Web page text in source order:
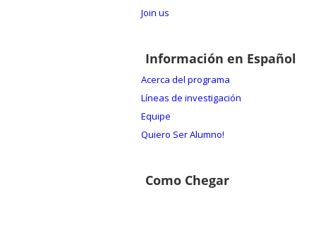
Join us
Información en Español
Acerca del programa
Líneas de investigación
Equipe
Quiero Ser Alumno!
Como Chegar